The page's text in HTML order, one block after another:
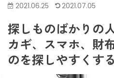
2021.06.25 2021.07.05
探しものばかりの
カギ、スマホ、財
のを探しやすくす